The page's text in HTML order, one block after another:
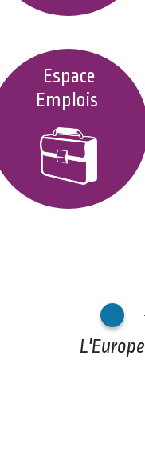
Espace
Emplois
L'Europe